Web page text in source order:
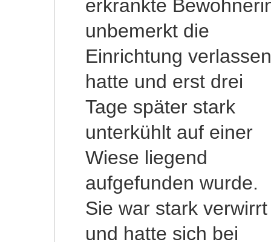
erkrankte
unbemerkt die
Einrichtung verlassen
hatte und erst drei
Tage später stark
unterkühlt auf einer
Wiese liegend
aufgefunden wurde.
Sie war stark verwirrt
und hatte sich bei
die Bewohnerin
ihrem Einzug in das
Heim zu Hause bereits
mehrfach zu ihrem
Elternhaus gelaufen
sei. Da die Umgebung
des Pflegeheims für die
Bewohnerin neu
gewesen sei, habe die
Pflegeeinrichtung